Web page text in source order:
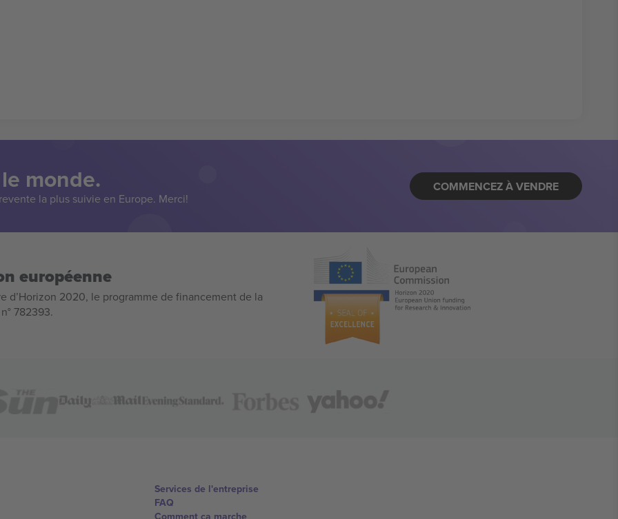
monde.
la plus suivie en Europe. Merci!
COMMENCEZ À VENDRE
européenne
d’Horizon 2020, le programme de financement de la
782393.
Services de l'entreprise
FAQ
Comment ça marche